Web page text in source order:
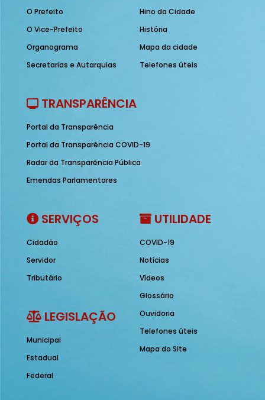
O Prefeito
O Vice-Prefeito
Organograma
Secretarias e Autarquias
Hino da Cidade
História
Mapa da cidade
Telefones úteis
TRANSPARÊNCIA
Portal da Transparência
Portal da Transparência COVID-19
Radar da Transparência Pública
Emendas Parlamentares
SERVIÇOS
Cidadão
Servidor
Tributário
LEGISLAÇÃO
Municipal
Estadual
Federal
UTILIDADE
COVID-19
Notícias
Vídeos
Glossário
Ouvidoria
Telefones úteis
Mapa do Site